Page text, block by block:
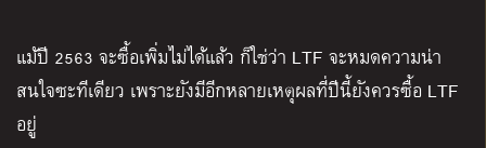
แม้ปี 2563 จะซื้อเพิ่มไม่ได้แล้ว ก็ใช่ว่า LTF จะหมดความน่า
สนใจซะทีเดียว เพราะยังมีอีกหลายเหตุผลที่ปีนี้ยังควรซื้อ LTF
อยู่